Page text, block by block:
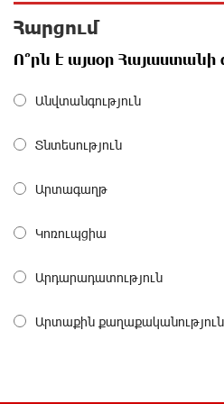
«Ռեալ Մադրիդ»-ն ու
համաձայնության են
մասնագիտություններ.
ազգային
խայտառակություն» է
Հարցում
Ո՞րն է այսօր
Անվտանգություն
Տնտեսություն
Արտագաղթ
Կոռուպցիա
Արդարադատություն
Արտաքին քաղաքականություն